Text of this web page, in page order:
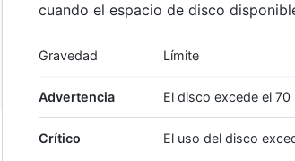
cuando el espacio de disco
Gravedad Límite
Advertencia El disco excede el
Crítico El uso del disco